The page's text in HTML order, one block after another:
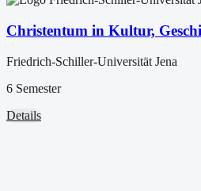
Christentum in Kultur,
Friedrich-Schiller-Universität Jena
6 Semester
Details